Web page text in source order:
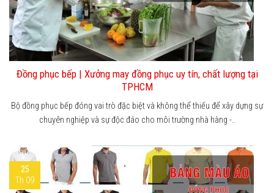
Đồng phục bếp | Xưởng may đồng phục uy tín, chất lượng tại
TPHCM
Bộ đồng phục bếp đóng vai trò đặc biệt và không thể thiếu để xây dựng sự
chuyên nghiệp và sự độc đáo cho môi trường nhà hàng -..
25
Th 09